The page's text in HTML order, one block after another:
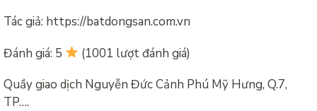
Tác giả: https://batdongsan.com.vn
Đánh giá: 5
(1001 lượt đánh giá)
Quầy giao dịch Nguyễn Đức Cảnh Phú Mỹ Hưng, Q.7,
TP….